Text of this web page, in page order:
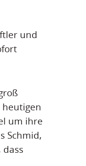
und
um ihre
Schmid,
dass